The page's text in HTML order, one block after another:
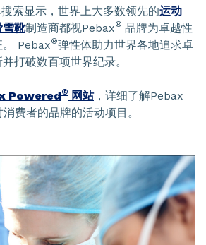
索显示，世界上大多数领先的运动
雪靴制造商都视Pebax® 品牌为卓越性
。 Pebax®弹性体助力世界各地追求卓
打破数百项世界纪录。
Powered® 网站，详细了解Pebax
费者的品牌的活动项目。